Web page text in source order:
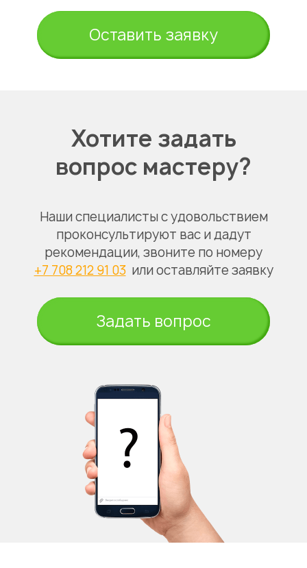
Оставить заявку
Хотите задать
вопрос мастеру?
Наши специалисты с удовольствием
проконсультируют вас и дадут
рекомендации, звоните по номеру
+7 708 212 91 03 или оставляйте заявку
Задать вопрос